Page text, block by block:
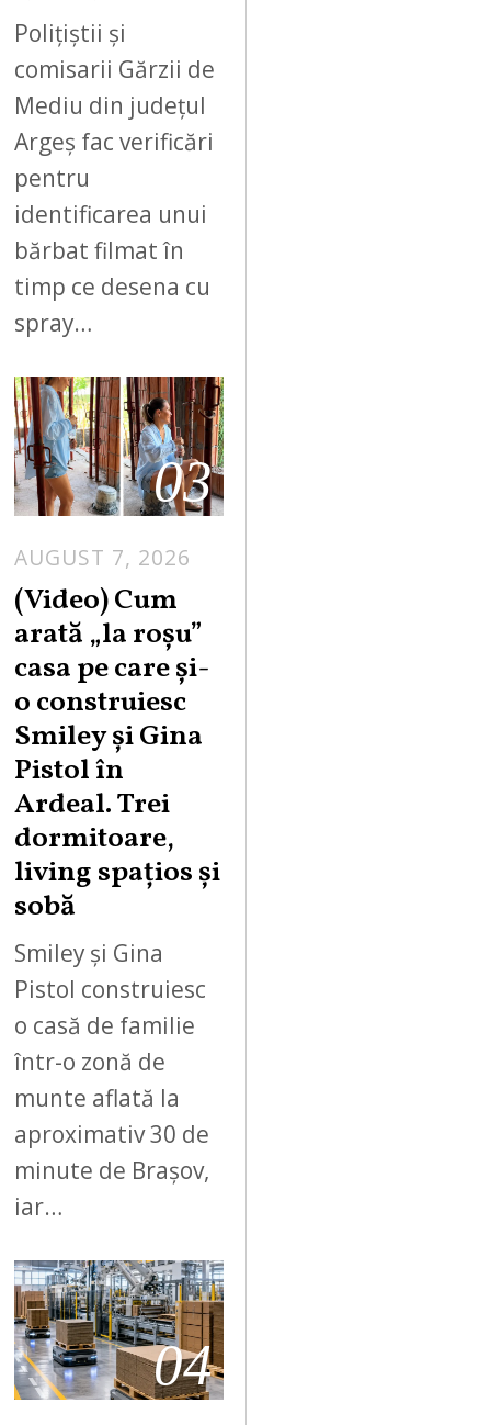
Polițiștii și
comisarii Gărzii de
Mediu din județul
Argeș fac verificări
pentru
identificarea unui
bărbat filmat în
timp ce desena cu
spray…
03
AUGUST 7, 2026
(Video) Cum
arată „la roşu”
casa pe care şi-
o construiesc
Smiley şi Gina
Pistol în
Ardeal. Trei
dormitoare,
living spațios și
sobă
Smiley și Gina
Pistol construiesc
o casă de familie
într-o zonă de
munte aflată la
aproximativ 30 de
minute de Brașov,
iar…
04